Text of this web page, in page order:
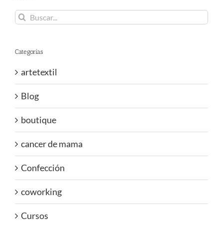
Buscar:
Categorías
artetextil
Blog
boutique
cancer de mama
Confección
coworking
Cursos